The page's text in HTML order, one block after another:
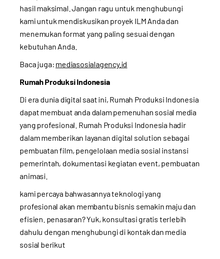
hasil maksimal. Jangan ragu untuk menghubungi
kami untuk mendiskusikan proyek ILM Anda dan
menemukan format yang paling sesuai dengan
kebutuhan Anda.
Baca juga: mediasosialagency.id
Rumah Produksi Indonesia
Di era dunia digital saat ini, Rumah Produksi Indonesia
dapat membuat anda dalam pemenuhan sosial media
yang profesional. Rumah Produksi Indonesia hadir
dalam memberikan layanan digital solution sebagai
pembuatan film, pengelolaan media sosial instansi
pemerintah, dokumentasi kegiatan event, pembuatan
animasi.
kami percaya bahwasannya teknologi yang
profesional akan membantu bisnis semakin maju dan
efisien. penasaran? Yuk, konsultasi gratis terlebih
dahulu dengan menghubungi di kontak dan media
sosial berikut